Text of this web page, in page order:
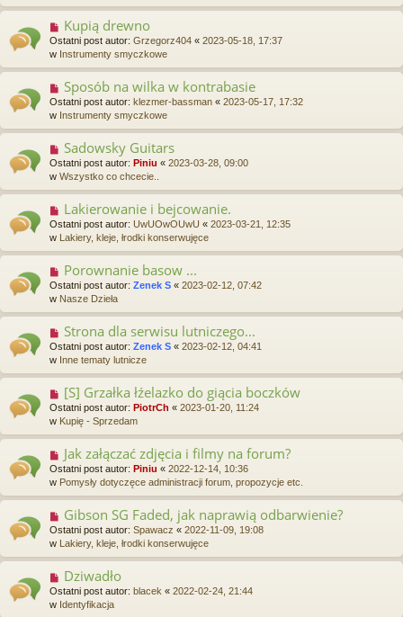
o
s
t
N
o
w
o
s
t
Kupią drewno
Ostatni post autor: Grzegorz404 « 2023-05-18, 17:37
w Instrumenty smyczkowe
N
o
w
o
s
t
Sposób na wilka w kontrabasie
Ostatni post autor: klezmer-bassman « 2023-05-17, 17:32
w Instrumenty smyczkowe
N
o
w
o
s
t
Sadowsky Guitars
Ostatni post autor: Piniu « 2023-03-28, 09:00
w Wszystko co chcecie..
N
o
w
o
s
t
Lakierowanie i bejcowanie.
Ostatni post autor: UwUOwOUwU « 2023-03-21, 12:35
w
Lakiery, kleje, łrodki konserwujęce
N
o
w
o
s
t
Porownanie basow ...
Ostatni post autor: Zenek S « 2023-02-12, 07:42
w Nasze Dzieła
N
o
w
s
t
Strona dla serwisu lutniczego...
Ostatni post autor: Zenek S « 2023-02-12, 04:41
w Inne tematy lutnicze
N
o
w
s
t
[S] Grzałka łźelazko do giącia boczków
Ostatni post autor: PiotrCh « 2023-01-20, 11:24
w Kupię - Sprzedam
N
o
w
o
s
t
Jak załączać zdjęcia i filmy na forum?
Ostatni post autor: Piniu « 2022-12-14, 10:36
w Pomysły dotyczęce administracji forum, propozycje etc.
N
o
w
o
s
t
Gibson SG Faded, jak naprawią odbarwienie?
Ostatni post autor: Spawacz « 2022-11-09, 19:08
w
Lakiery, kleje, łrodki konserwujęce
N
o
w
Dziwadło
Ostatni post autor: blacek « 2022-02-24, 21:44
w Identyfikacja